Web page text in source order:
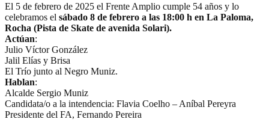
El 5 de febrero de 2025 el Frente Amplio cumple 54 años y lo
celebramos el sábado 8 de febrero a las 18:00 h en La Paloma,
Rocha (Pista de Skate de avenida Solari).
Actúan:
Julio Víctor González
Jalil Elías y Brisa
El Trío junto al Negro Muniz.
Hablan:
Alcalde Sergio Muniz
Candidata/o a la intendencia: Flavia Coelho – Aníbal Pereyra
Presidente del FA, Fernando Pereira